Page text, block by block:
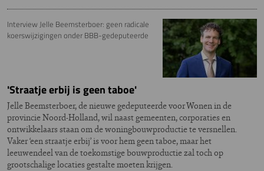
Interview Jelle Beemsterboer: geen radicale
koerswijzigingen onder BBB-gedeputeerde
'Straatje erbij is geen taboe'
Jelle Beemsterboer, de nieuwe gedeputeerde voor Wonen in de
provincie Noord-Holland, wil naast gemeenten, corporaties en
ontwikkelaars staan om de woningbouwproductie te versnellen.
Vaker ‘een straatje erbij’ is voor hem geen taboe, maar het
leeuwendeel van de toekomstige bouwproductie zal toch op
grootschalige locaties gestalte moeten krijgen.